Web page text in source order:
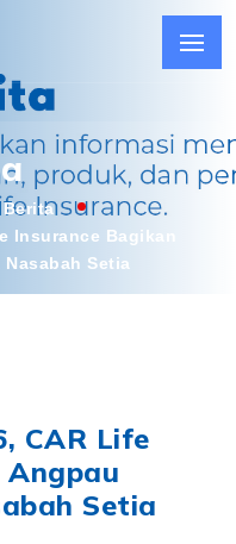
Berita
Insurance Bagikan
Setia
CAR Life
Angpau
Setia